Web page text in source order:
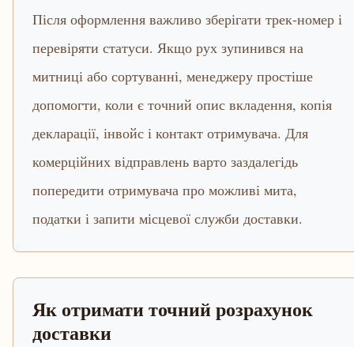
Після оформлення важливо зберігати трек-номер і
перевіряти статуси. Якщо рух зупинився на
митниці або сортуванні, менеджеру простіше
допомогти, коли є точний опис вкладення, копія
декларації, інвойс і контакт отримувача. Для
комерційних відправлень варто заздалегідь
попередити отримувача про можливі мита,
податки і запити місцевої служби доставки.
Як отримати точний розрахунок
доставки